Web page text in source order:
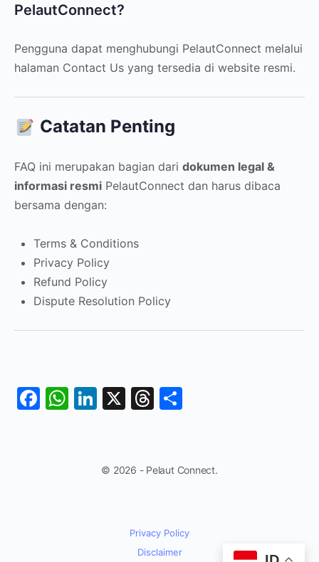
PelautConnect?
Pengguna dapat menghubungi PelautConnect melalui
halaman Contact Us yang tersedia di website resmi.
Catatan Penting
FAQ ini merupakan bagian dari dokumen legal &
informasi resmi PelautConnect dan harus dibaca
bersama dengan:
Terms & Conditions
Privacy Policy
Refund Policy
Dispute Resolution Policy
Facebook
WhatsApp
LinkedIn
X Threads
© 2026 - Pelaut Connect.
Privacy Policy
Disclaimer